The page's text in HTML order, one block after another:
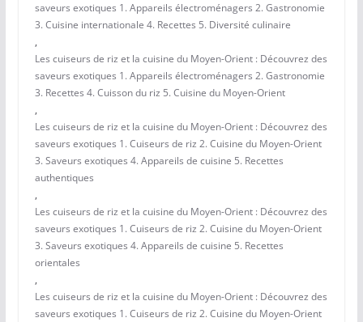
saveurs exotiques 1. Appareils électroménagers 2. Gastronomie
3. Cuisine internationale 4. Recettes 5. Diversité culinaire
,
Les cuiseurs de riz et la cuisine du Moyen-Orient : Découvrez des
saveurs exotiques 1. Appareils électroménagers 2. Gastronomie
3. Recettes 4. Cuisson du riz 5. Cuisine du Moyen-Orient
,
Les cuiseurs de riz et la cuisine du Moyen-Orient : Découvrez des
saveurs exotiques 1. Cuiseurs de riz 2. Cuisine du Moyen-Orient
3. Saveurs exotiques 4. Appareils de cuisine 5. Recettes
authentiques
,
Les cuiseurs de riz et la cuisine du Moyen-Orient : Découvrez des
saveurs exotiques 1. Cuiseurs de riz 2. Cuisine du Moyen-Orient
3. Saveurs exotiques 4. Appareils de cuisine 5. Recettes
orientales
,
Les cuiseurs de riz et la cuisine du Moyen-Orient : Découvrez des
saveurs exotiques 1. Cuiseurs de riz 2. Cuisine du Moyen-Orient